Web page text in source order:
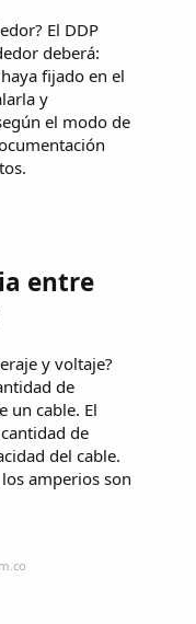
El DDP
deberá:
fijado en el
y
el modo de
entre
y voltaje?
de
un cable. El
de
del cable.
amperios son